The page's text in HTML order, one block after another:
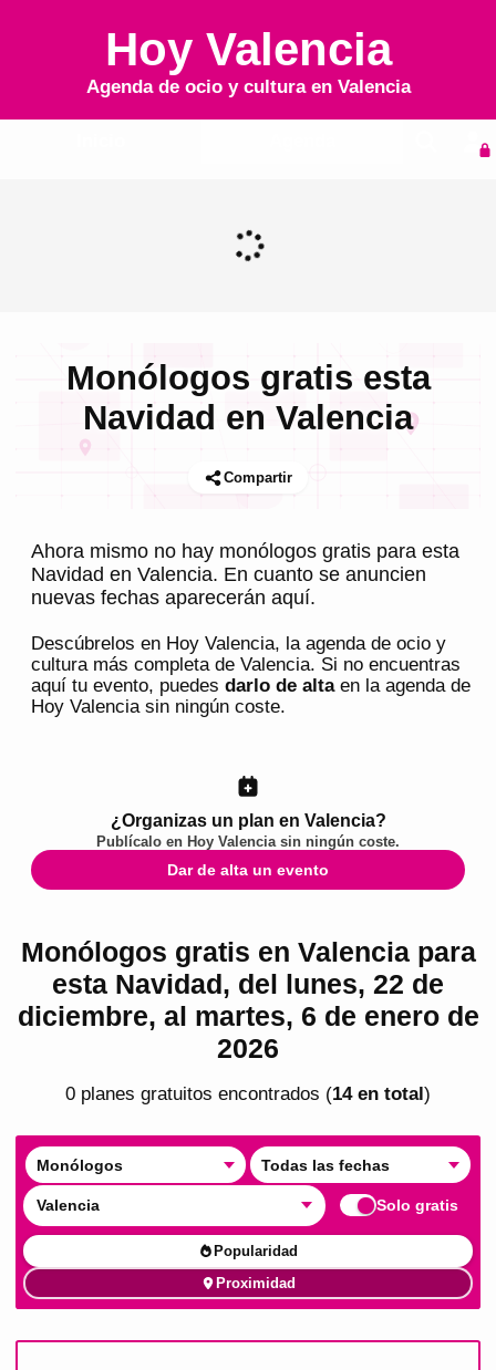
Hoy Valencia
Agenda de ocio y cultura en Valencia
Monólogos gratis esta
Navidad en Valencia
Compartir
Ahora mismo no hay monólogos gratis para esta
Navidad en Valencia. En cuanto se anuncien
nuevas fechas aparecerán aquí.
Descúbrelos en Hoy Valencia, la agenda de ocio y
cultura más completa de Valencia. Si no encuentras
aquí tu evento, puedes darlo de altaen la agenda de
Hoy Valenciasin ningún coste.
¿Organizas un plan en Valencia?
Publícalo en Hoy Valenciasin ningún coste.
Dar de alta un evento
Monólogos gratis en Valencia para
esta Navidad, del lunes, 22 de
diciembre, al martes, 6 de enero de
2026
0 planes gratuitos encontrados (14en total)
Monólogos Todas las fechas
Valencia Solo gratis
Popularidad
Proximidad